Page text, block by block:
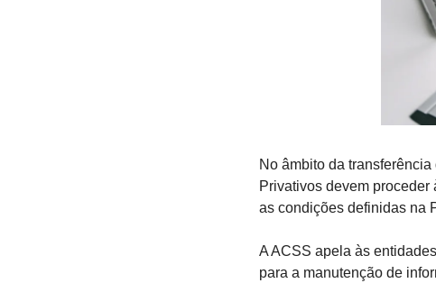
No âmbito da
Privativos devem
as condições definidas na
A ACSS apela às
para a manutenção de